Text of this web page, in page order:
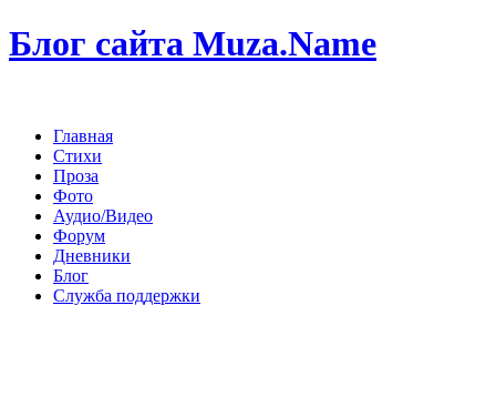
Блог сайта Muza.Name
Главная
Стихи
Проза
Фото
Аудио/Видео
Форум
Дневники
Блог
Служба поддержки